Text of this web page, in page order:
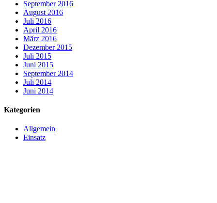
September 2016
August 2016
Juli 2016
April 2016
März 2016
Dezember 2015
Juli 2015
Juni 2015
September 2014
Juli 2014
Juni 2014
Kategorien
Allgemein
Einsatz